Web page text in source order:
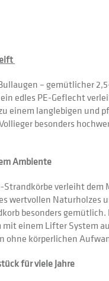
–
edles PE-Geflecht
einem langlebigen
besonders
Ambiente
verleiht
wertvollen Naturholzes
besonders
einem Lifter System
ohne körperlichen
für viele Jahre